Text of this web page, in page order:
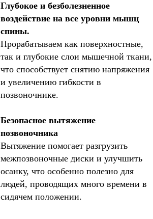
Глубокое и безболезненное
воздействие на все уровни мышц
спины.
Прорабатываем как поверхностные,
так и глубокие слои мышечной ткани,
что способствует снятию напряжения
и увеличению гибкости в
позвоночнике.
Безопасное вытяжение
позвоночника
Вытяжение помогает разгрузить
межпозвоночные диски и улучшить
осанку, что особенно полезно для
людей, проводящих много времени в
сидячем положении.